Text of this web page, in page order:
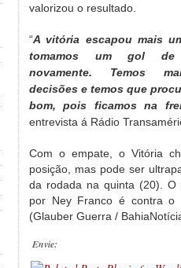
valorizou o resultado.
“A vitória escapou mais
tomamos um gol de
novamente. Temos
decisões e temos que
bom, pois ficamos na
entrevista á Rádio
Com o empate, o Vitória
posição, mas pode ser
da rodada na quinta (20). O
por Ney Franco é contra o
(Glauber Guerra /
Envie: